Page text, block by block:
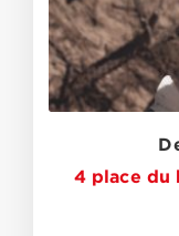
4 place du